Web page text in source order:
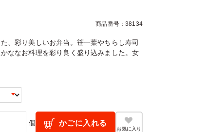
商品番号：38134
、彩り美しいお弁当。笹一葉やちらし寿司
ななお料理を彩り良く盛り込みました。女
個 かごに入れる
お気に入り